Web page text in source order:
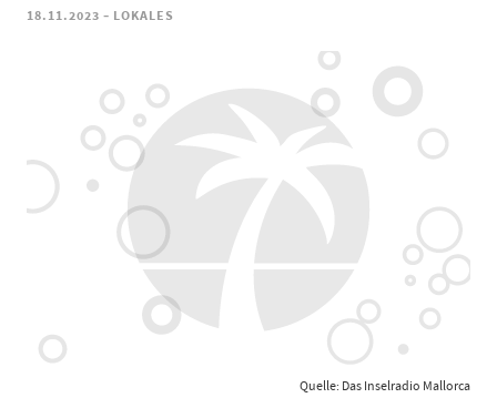
18.11.2023 - LOKALES
Quelle: Das Inselradio Mallorca